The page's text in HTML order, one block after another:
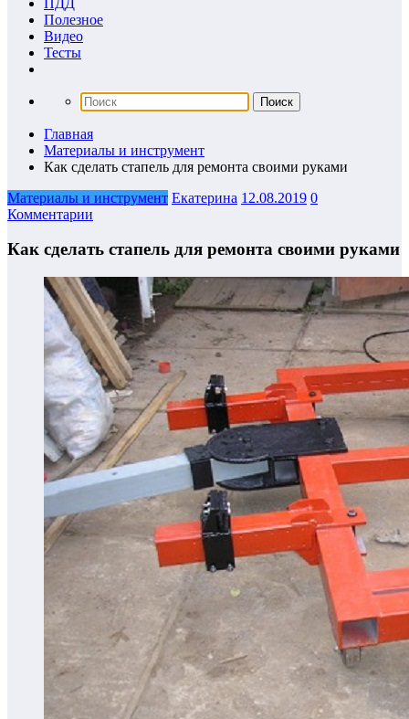
Полезное
Видео
Тесты
Главная
Материалы и инструмент
Как сделать стапель для ремонта своими руками
Материалы и инструмент Екатерина 12.08.2019 0
Комментарии
Как сделать стапель для ремонта своими руками